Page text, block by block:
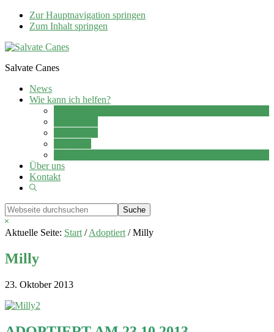
Zur Hauptnavigation springen
Zum Inhalt springen
Salvate Canes
News
Wie kann ich helfen?
Über uns
Kontakt
Show
Webseite
durchsuchen
Hide
Search
Aktuelle Seite: Start / Adoptiert /Milly
Milly
23. Oktober 2013